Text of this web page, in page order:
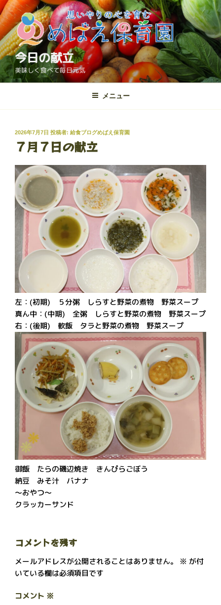
コ
ン
テ
ン
ツ
ス
プ
今日の献立
美味しく食べて毎日元気
メニュー
投
稿
日:
2026年7月7日 投稿者: 給食ブログめばえ保育園
７月７日の献立
左：(初期) ５分粥 しらすと野菜の煮物 野菜スープ
真ん中：(中期) 全粥 しらすと野菜の煮物 野菜スープ
右：(後期) 軟飯 タラと野菜の煮物 野菜スープ
御飯 たらの磯辺焼き きんぴらごぼう
納豆 みそ汁 バナナ
～おやつ～
クラッカーサンド
コメントを残す
メールアドレスが公開されることはありません。 ※ が付
いている欄は必須項目です
コメント ※